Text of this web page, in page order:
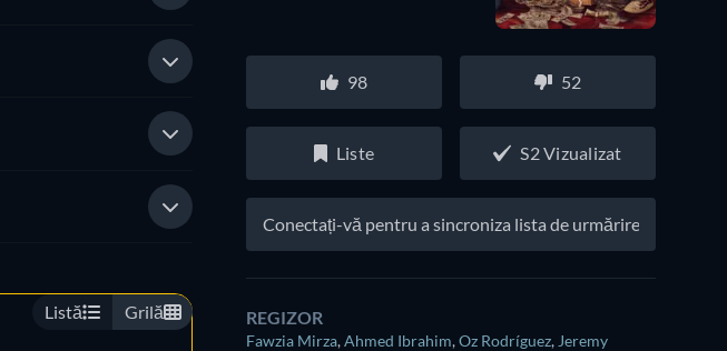
Listă Grilă
98 52
Liste S2 Vizualizat
Conectați-vă pentru a sincroniza lista de urmărire
REGIZOR
Fawzia Mirza,Ahmed Ibrahim,Oz Rodríguez, Jeremy